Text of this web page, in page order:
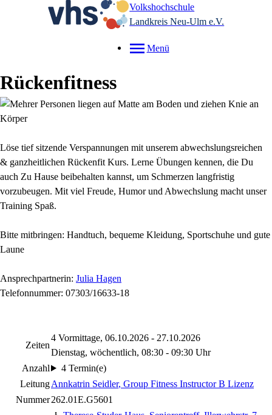
Volkshochschule
Landkreis Neu-Ulm e.V.
Menü
Rückenfitness
Löse tief sitzende Verspannungen mit unserem abwechslungsreichen
& ganzheitlichen Rückenfit Kurs. Lerne Übungen kennen, die Du
auch Zu Hause beibehalten kannst, um Schmerzen langfristig
vorzubeugen. Mit viel Freude, Humor und Abwechslung macht unser
Training Spaß.
Bitte mitbringen: Handtuch, bequeme Kleidung, Sportschuhe und gute
Laune
Ansprechpartnerin: Julia Hagen
Telefonnummer: 07303/16633-18
Zeiten
4 Vormittage, 06.10.2026 - 27.10.2026
Dienstag, wöchentlich, 08:30 - 09:30 Uhr
Anzahl
4 Termin(e)
LeitungAnnkatrin Seidler, Group Fitness Instructor B Lizenz
Nummer262.01E.G5601